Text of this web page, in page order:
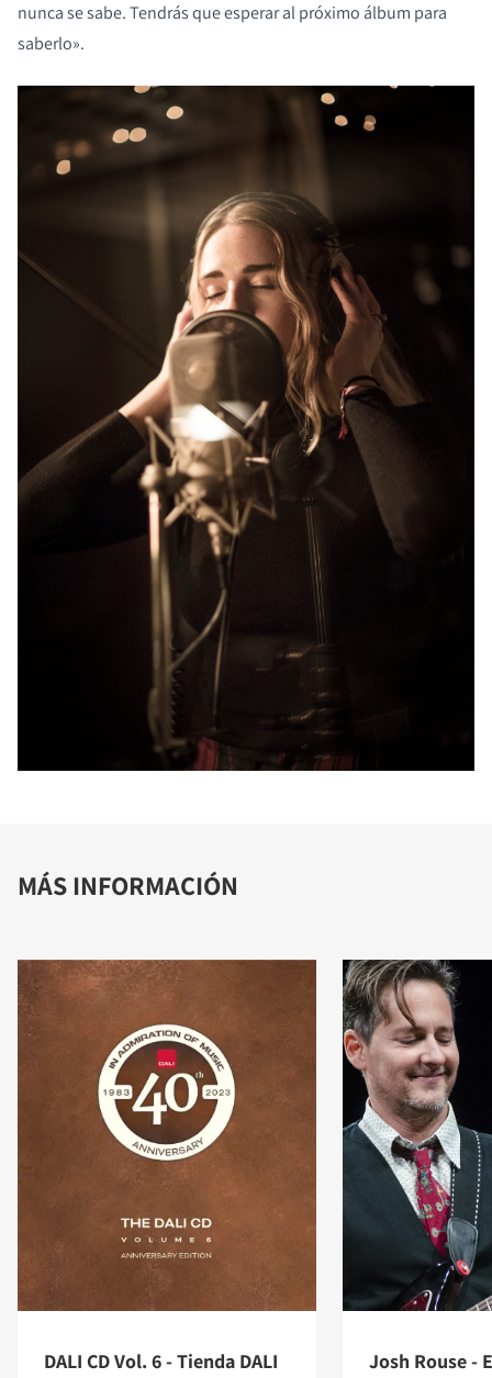
nunca se sabe. Tendrás que esperar al próximo álbum para
saberlo».
MÁS INFORMACIÓN
DALI CD Vol. 6 - Tienda DALI Josh Rouse -